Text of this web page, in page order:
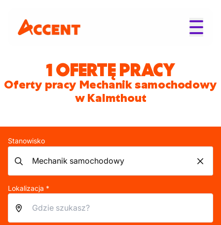
1 OFERTĘ PRACY
Oferty pracy Mechanik samochodowy
w Kalmthout
Stanowisko
Lokalizacja *